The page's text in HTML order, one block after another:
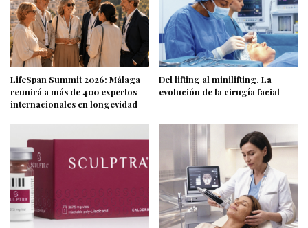
LifeSpan Summit 2026: Málaga
reunirá a más de 400 expertos
internacionales en longevidad
Del lifting al minilifting. La
evolución de la cirugía facial